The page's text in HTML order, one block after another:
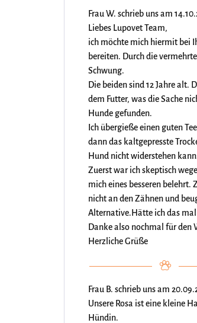
Frau W. schrieb uns am
Liebes Lupovet Team,
ich möchte mich hiermit bei
bereiten. Durch die
Schwung.
Die beiden sind 12 Jahre alt.
dem Futter, was die Sache
Hunde gefunden.
Ich übergieße einen guten
dann das kaltgepresste
Hund nicht widerstehen
Zuerst war ich skeptisch
mich eines besseren belehrt.
nicht an den Zähnen und
Alternative.Hätte ich das
Danke also nochmal für den
Herzliche Grüße
Frau B. schrieb uns am
Unsere Rosa ist eine kleine
Hündin.